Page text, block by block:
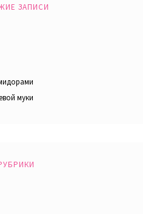
ЗАПИСИ
муки